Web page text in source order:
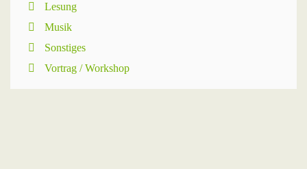
Lesung
Musik
Sonstiges
Vortrag / Workshop